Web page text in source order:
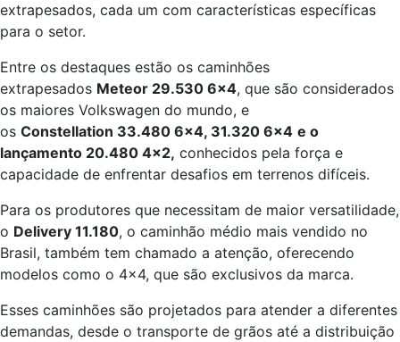
extrapesados, cada um com características específicas
para o setor.
Entre os destaques estão os caminhões
extrapesados Meteor 29.530 6×4, que são considerados
os maiores Volkswagen do mundo, e
os Constellation 33.480 6×4, 31.320 6×4 e o
lançamento 20.480 4×2, conhecidos pela força e
capacidade de enfrentar desafios em terrenos difíceis.
Para os produtores que necessitam de maior versatilidade,
o Delivery 11.180, o caminhão médio mais vendido no
Brasil, também tem chamado a atenção, oferecendo
modelos como o 4×4, que são exclusivos da marca.
Esses caminhões são projetados para atender a diferentes
demandas, desde o transporte de grãos até a distribuição